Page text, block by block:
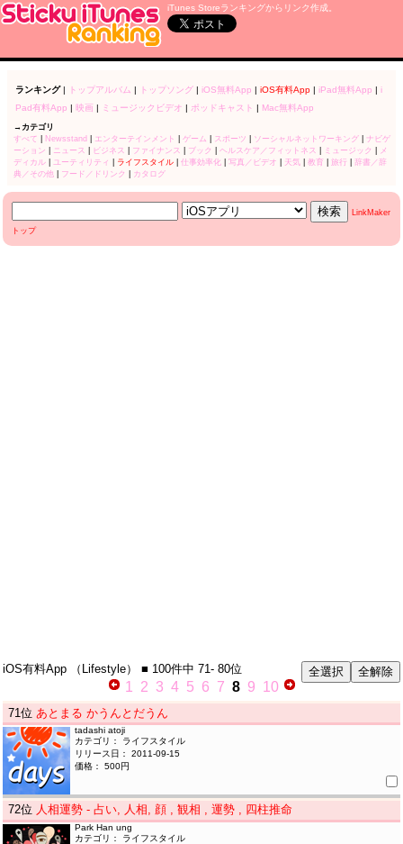
iTunes Storeランキングからリンク作成。
ランキング| トップアルバム | トップソング| iOS無料App | iOS有料App| iPad無料App | i
Pad有料App | 映画| ミュージックビデオ | ポッドキャスト | Mac無料App
→カテゴリ
すべて
Newsstand エンターテインメント ゲーム スポーツ ソーシャルネットワーキング| ナビゲ
ーション
ニュース ビジネス ファイナンス ブック ヘルスケア／フィットネス ミュージック
メ
ディカル| ユーティリティ ライフスタイル| 仕事効率化 写真／ビデオ 天気| 教育| 旅行| 辞書／辞
典／その他
フード／ドリンク カタログ
LinkMaker
トップ
iOS有料App （Lifestyle） ■ 100件中 71- 80位
1 2 3 4 5 6 7 8 9 10
71位 あとまる かうんとだうん
tadashi atoji
カテゴリ： ライフスタイル
リリース日： 2011-09-15
価格： 500円
72位 人相運勢 - 占い, 人相, 顔 , 観相 , 運勢 , 四柱推命
Park Han ung
カテゴリ： ライフスタイル